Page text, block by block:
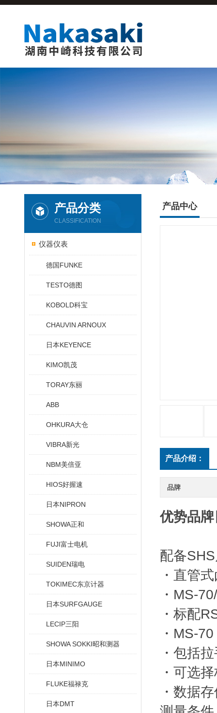
产品分类
CLASSIFICATION
仪器仪表
德国FUNKE
TESTO德图
KOBOLD科宝
CHAUVIN ARNOUX
日本KEYENCE
KIMO凯茂
TORAY东丽
ABB
OHKURA大仓
VIBRA新光
NBM美倍亚
HIOS好握速
日本NIPRON
SHOWA正和
FUJI富士电机
SUIDEN瑞电
TOKIMEC东京计器
日本SURFGAUGE
LECIP三阳
SHOWA SOKKI昭和测器
日本MINIMO
FLUKE福禄克
日本DMT
产品中心
产品介绍：
品牌
优势品
配备
・直管
・MS-
・标配
・MS-
・包括
・可选
・数据